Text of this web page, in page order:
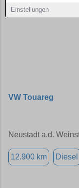
Einstellungen
VW Touareg
Neustadt a.d.
12.900 km Diesel